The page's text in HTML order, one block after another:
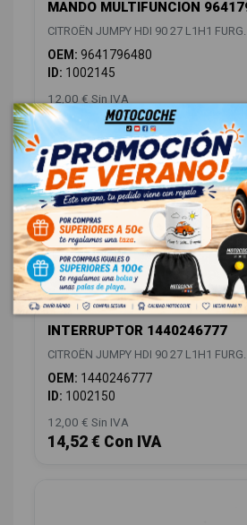
MANDO MULTIFUNCION
CITROËN JUMPY HDI 90 27 L1H1 FURG.
OEM: 9641796480
ID: 1002145
12,00 € Sin IVA
14,52 € Con IVA
INTERRUPTOR 1440246777
CITROËN JUMPY HDI 90 27 L1H1 FURG.
OEM: 1440246777
ID: 1002150
12,00 € Sin IVA
14,52 € Con IVA